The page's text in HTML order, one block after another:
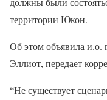
территории Юкон.
Об этом объявила и.о.
Эллиот, передает
“Не существует